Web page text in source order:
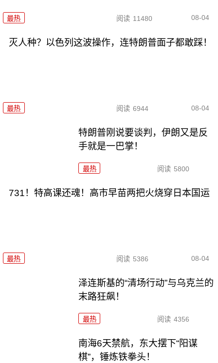
最热 阅读 11480 08-04
灭人种？以色列这波操作，连特朗普面子都敢踩！
最热 阅读 6944 08-04
特朗普刚说要谈判，伊朗又是反
手就是一巴掌！
最热 阅读 5800
731！特高课还魂！高市早苗两把火烧穿日本国运
最热 阅读 5386 08-04
泽连斯基的“清场行动”与乌克兰的
末路狂飙！
最热 阅读 4356
南海6天禁航，东大摆下“阳谋
棋”，锤炼铁拳头！